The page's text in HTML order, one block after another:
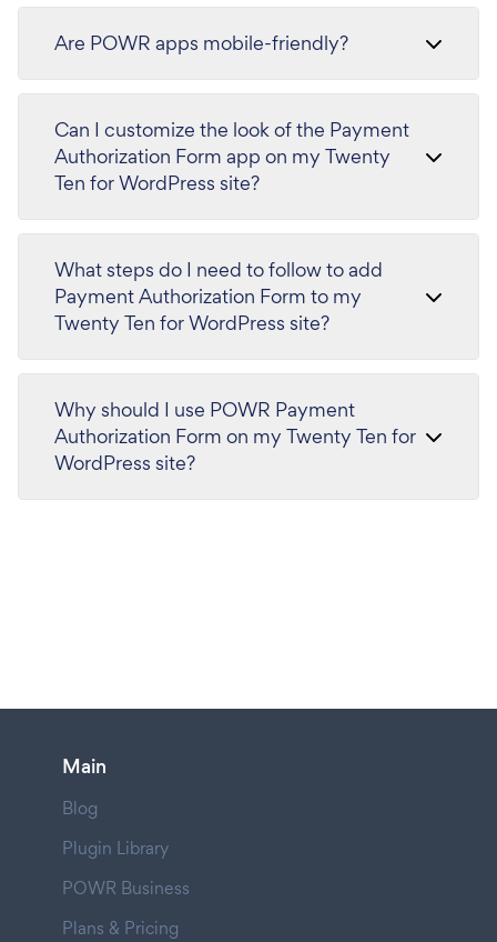
Are POWR apps mobile-friendly?
Can I customize the look of the Payment
Authorization Form app on my Twenty
Ten for WordPress site?
What steps do I need to follow to add
Payment Authorization Form to my
Twenty Ten for WordPress site?
Why should I use POWR Payment
Authorization Form on my Twenty Ten for
WordPress site?
Main
Blog
Plugin Library
POWR Business
Plans & Pricing